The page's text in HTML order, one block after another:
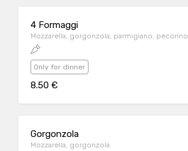
4 Formaggi
Mozzarella, gorgonzola, parmigiano, pecorino
Only for dinner
8.50 €
Gorgonzola
Mozzarella, gorgonzola